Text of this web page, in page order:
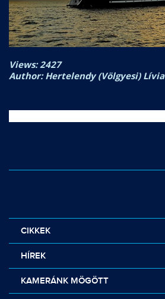
Views: 2427
Author: Hertelendy (Völgyesi) Lívia
CIKKEK
HÍREK
KAMERÁNK MÖGÖTT